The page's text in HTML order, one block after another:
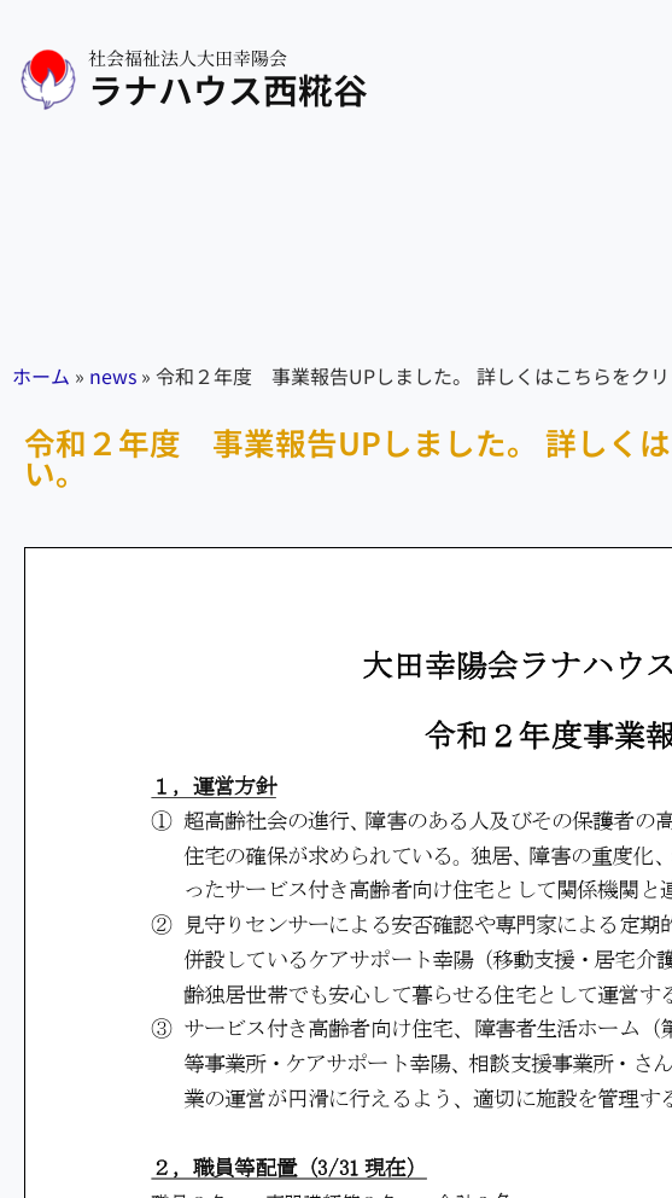
社会福祉法人大田幸陽会
ラナハウス西糀谷
ホーム » news » 令和２年度 事業報告UPしました。 詳しくはこちらをクリ
令和２年度 事業報告UPしました。 詳しく
い。